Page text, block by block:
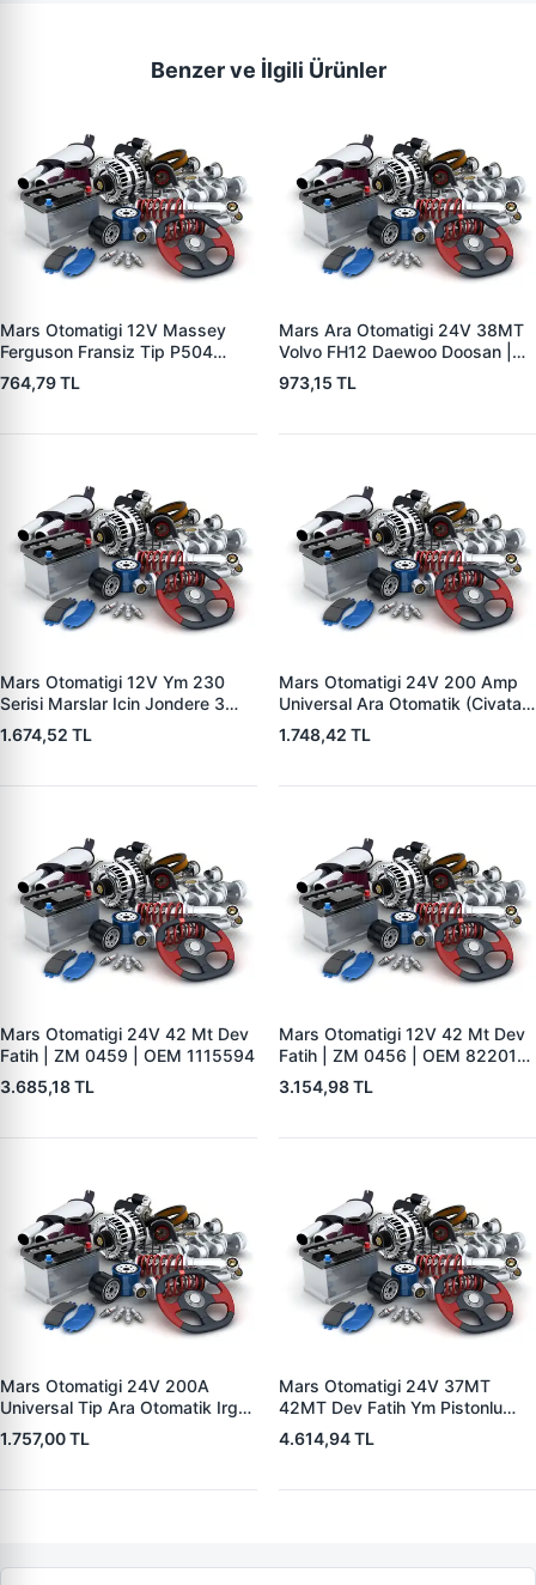
Benzer ve İlgili Ürünler
Mars Otomatigi 12V Massey
Ferguson Fransiz Tip P504
P505 Xxx | ZM 0560
764,79 TL
Mars Ara Otomatigi 24V 38MT
Volvo FH12 Daewoo Doosan |
ZM 4409 | OEM 10512097
973,15 TL
Mars Otomatigi 12V Ym 230
Serisi Marslar Icin Jondere 3
Delik | ZM 1653 | OEM
RE503357
1.674,52 TL
Mars Otomatigi 24V 200 Amp
Universal Ara Otomatik (Civatali)
| ZM 1404
1.748,42 TL
Mars Otomatigi 24V 42 Mt Dev
Fatih | ZM 0459 | OEM 1115594
3.685,18 TL
Mars Otomatigi 12V 42 Mt Dev
Fatih | ZM 0456 | OEM 82201-
5004 V1117553
2132X10456393
3.154,98 TL
Mars Otomatigi 24V 200A
Universal Tip Ara Otomatik Irgat
| ZM 0404
1.757,00 TL
Mars Otomatigi 24V 37MT
42MT Dev Fatih Ym Pistonlu
Bmc Profesyonel Catterpiller Is
Makinasi | ZM 0361 | OEM
4.614,94 TL